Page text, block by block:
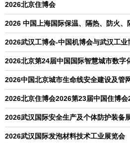
2026北京住博会
2026 中国上海国际保温、隔热、防火、
2026武汉工博会-中国机博会与武汉工业
2026北京第24届中国国际智慧城市数字
2026中国北京城市生命线安全建设及管
2026北京住博会2026第23届中国住博
2026武汉国际安全生产及个体防护装备
2026武汉国际发泡材料技术工业展览会